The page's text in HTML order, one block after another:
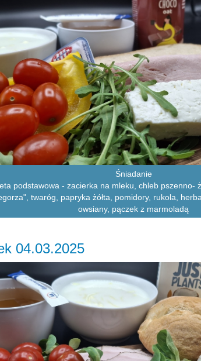
Śniadanie
podstawowa - zacierka na mleku, chleb pszenno-
twaróg, papryka żółta, pomidory, rukola,
owsiany, pączek z marmoladą
04.03.2025